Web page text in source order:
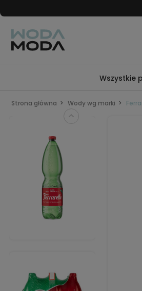
Wszystkie
Strona główna Wody wg marki